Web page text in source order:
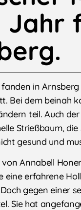
Jahr
fanden in
Bei dem beinah
teil. Auch
Strießbaum,
gesund und
Annabell
eine erfahrene
gegen einer
Sie hat